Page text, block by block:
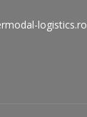
logistics.ro